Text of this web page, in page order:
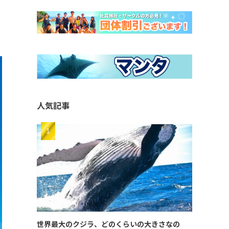
人気記事
世界最大のクジラ、どのくらいの大きさなの